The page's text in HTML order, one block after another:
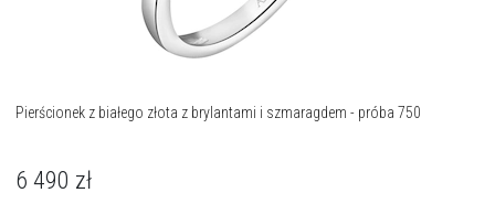
Pierścionek z białego złota z brylantami i szmaragdem - próba 750
6 490 zł